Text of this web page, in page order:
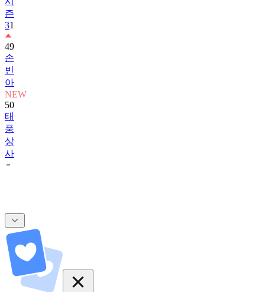
즌
31
49
손
빈
아
NEW
50
태
풍
상
사